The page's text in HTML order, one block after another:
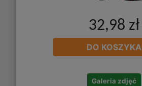
32,98 zł
DO KOSZYKA
Galeria zdjęć